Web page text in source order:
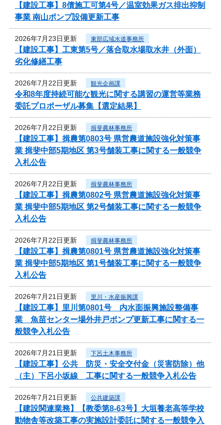
【建設工事】8債施工可第4号／温室効果ガス排出抑制
事業 南山ポンプ設備更新工事
2026年7月23日更新 東部広域水道事務所
【建設工事】工東第5号／落合取水場取水井（外面）
劣化修繕工事
2026年7月22日更新 観光企画課
令和8年度持続可能な観光に関する講習の運営等業務
委託プロポーザル募集【選定結果】
2026年7月22日更新 揖斐農林事務所
【建設工事】揖農第0803号 県営農道施設強化対策事
業 揖斐中部5期地区 第3号舗装工事に関する一般競争
入札公告
2026年7月22日更新 揖斐農林事務所
【建設工事】揖農第0802号 県営農道施設強化対策事
業 揖斐中部5期地区 第2号舗装工事に関する一般競争
入札公告
2026年7月22日更新 揖斐農林事務所
【建設工事】揖農第0801号 県営農道施設強化対策事
業 揖斐中部5期地区 第1号舗装工事に関する一般競争
入札公告
2026年7月21日更新 里川・水産振興課
【建設工事】里川第0801号 内水面振興施設整備事
業 魚苗センター場外井戸ポンプ更新工事に関する一
般競争入札公告
2026年7月21日更新 下呂土木事務所
【建設工事】公共 防災・安全交付金（災害防除）他
（主）下呂小坂線 工事に関する一般競争入札公告
2026年7月21日更新 公共建築課
【建設関連業務】【教委第8-63号】大垣養老高等学校
動物舎等改築工事の実施設計委託に関する一般競争入